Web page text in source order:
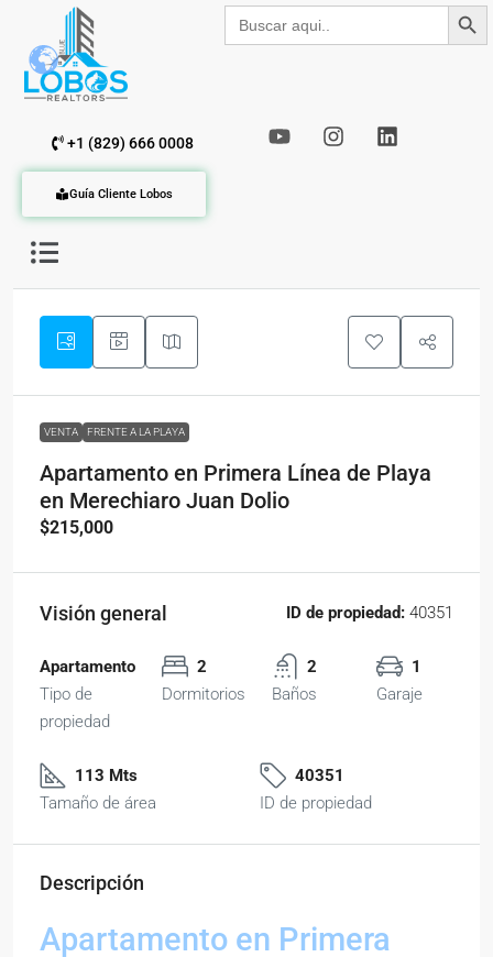
Buscar: Botón de
+1 (829) 666 0008
Guía Cliente Lobos
VENTA FRENTE A LA PLAYA
Apartamento en Primera Línea de Playa
en Merechiaro Juan Dolio
$215,000
Visión general ID de propiedad: 40351
Apartamento
Tipo de
propiedad
2
Dormitorios
2
Baños
1
Garaje
113 Mts
Tamaño de área
40351
ID de propiedad
Descripción
Apartamento en Primera